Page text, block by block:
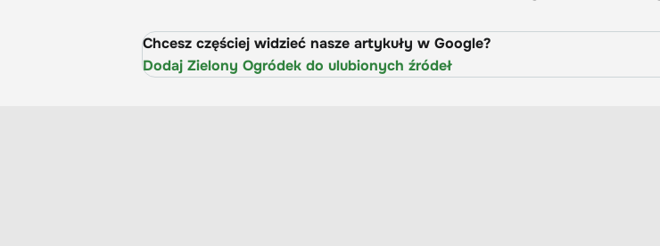
Chcesz częściej widzieć nasze artykuły w Google?
Dodaj Zielony Ogródek do ulubionych źródeł